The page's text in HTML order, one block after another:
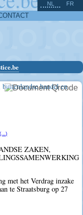
NL FR
handel en
ZAKEN,
met het Verdrag inzake
te Straatsburg op 27
^